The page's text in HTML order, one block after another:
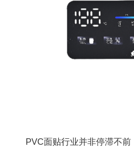
PVC面贴行业并非停滞不